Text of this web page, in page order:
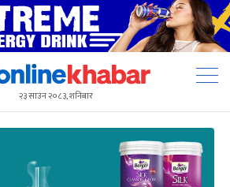
२३ साउन २०८३, शनिबार